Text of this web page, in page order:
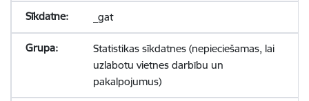
_gat
Statistikas sīkdatnes (nepieciešamas, lai
uzlabotu vietnes darbību un
pakalpojumus)